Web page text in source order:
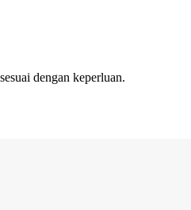
dengan keperluan.